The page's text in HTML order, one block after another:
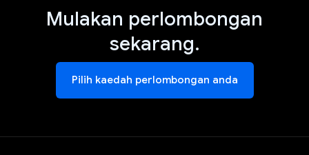
Mulakan perlombongan
sekarang.
Pilih kaedah perlombongan anda